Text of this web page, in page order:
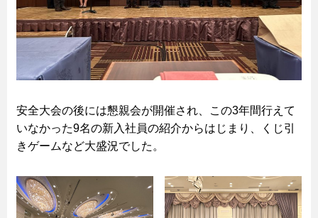
安全大会の後には懇親会が開催され、この3年間行えて
いなかった9名の新入社員の紹介からはじまり、くじ引
きゲームなど大盛況でした。